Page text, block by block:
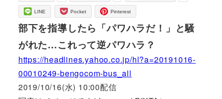
LINE Pocket Pinterest
部下を指導したら「パワハラだ！」と騒
がれた…これって逆パワハラ？
https://headlines.yahoo.co.jp/hl?a=20191016-
00010249-bengocom-bus_all
2019/10/16(水) 10:00配信